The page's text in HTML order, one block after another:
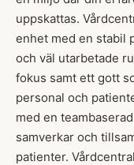
uppskattas.
enhet med en stabil
och väl utarbetade
fokus samt ett gott
personal och
med en
samverkar och
patienter.